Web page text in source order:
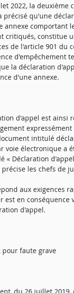
2022, la deuxième
précisé qu'une
annexe comportant
critiqués, constitue
de l'article 901 du
d'empêchement
la déclaration
d'une annexe.
d'appel est ainsi
intitulé
voie électronique a
« Déclaration
les chefs de
aux exigences
est en conséquence
d'appel.
pour faute grave